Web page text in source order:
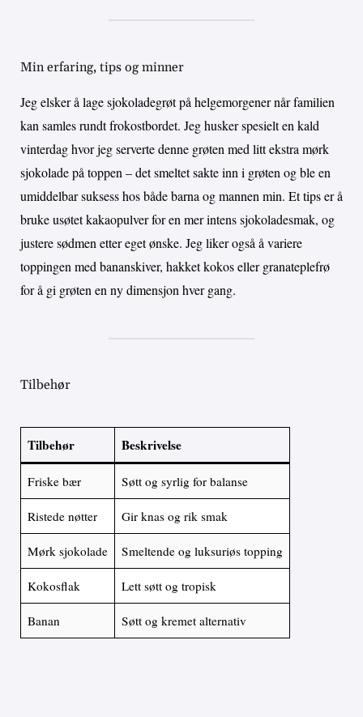
Min erfaring, tips og minner
Jeg elsker å lage sjokoladegrøt på helgemorgener når familien
kan samles rundt frokostbordet. Jeg husker spesielt en kald
vinterdag hvor jeg serverte denne grøten med litt ekstra mørk
sjokolade på toppen – det smeltet sakte inn i grøten og ble en
umiddelbar suksess hos både barna og mannen min. Et tips er å
bruke usøtet kakaopulver for en mer intens sjokoladesmak, og
justere sødmen etter eget ønske. Jeg liker også å variere
toppingen med bananskiver, hakket kokos eller granateplefrø
for å gi grøten en ny dimensjon hver gang.
Tilbehør
Tilbehør Beskrivelse
Friske bær Søtt og syrlig for balanse
Ristede nøtter Gir knas og rik smak
Mørk sjokolade Smeltende og luksuriøs topping
Kokosflak Lett søtt og tropisk
Banan Søtt og kremet alternativ